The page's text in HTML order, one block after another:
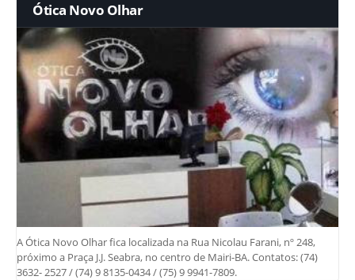
Ótica Novo Olhar
A Ótica Novo Olhar fica localizada na Rua Nicolau Farani, nº 248,
próximo a Praça J.J. Seabra, no centro de Mairi-BA. Contatos: (74)
3632- 2527 / (74) 9 8135-0434 / (75) 9 9941-7809.